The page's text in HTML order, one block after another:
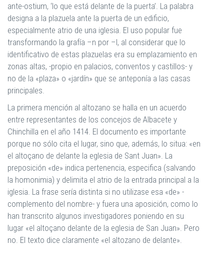
ante-ostium, ‘lo que está delante de la puerta’. La palabra
designa a la plazuela ante la puerta de un edificio,
especialmente atrio de una iglesia. El uso popular fue
transformando la grafía –n por –l, al considerar que lo
identificativo de estas plazuelas era su emplazamiento en
zonas altas, -propio en palacios, conventos y castillos- y
no de la «plaza» o «jardín» que se anteponía a las casas
principales.
La primera mención al altozano se halla en un acuerdo
entre representantes de los concejos de Albacete y
Chinchilla en el año 1414. El documento es importante
porque no sólo cita el lugar, sino que, además, lo situa: «en
el altoçano de delante la eglesia de Sant Juan». La
preposición «de» indica pertenencia, especifica (salvando
la homonimia) y delimita el atrio de la entrada principal a la
iglesia. La frase sería distinta si no utilizase esa «de» -
complemento del nombre- y fuera una aposición, como lo
han transcrito algunos investigadores poniendo en su
lugar «el altoçano delante de la eglesia de San Juan». Pero
no. El texto dice claramente «el altozano de delante».